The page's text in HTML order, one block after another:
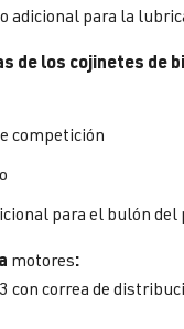
adicional para la
de los cojinetes de
competición
para el bulón del
motores:
con correa de